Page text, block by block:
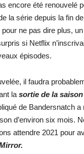
encore été renouvelé
la série depuis la fin de
ne pas dire plus,
si Netflix
épisodes.
il faudra
la sortie de la saison
de Bandersnatch a
d’environ six mois.
attendre 2021 pour